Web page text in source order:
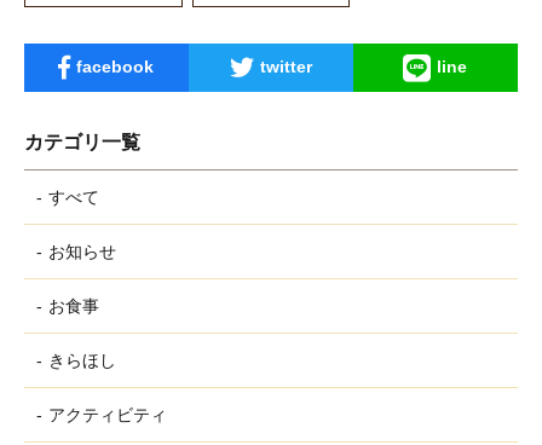
facebook twitter line
カテゴリ一覧
すべて
お知らせ
お食事
きらほし
アクティビティ